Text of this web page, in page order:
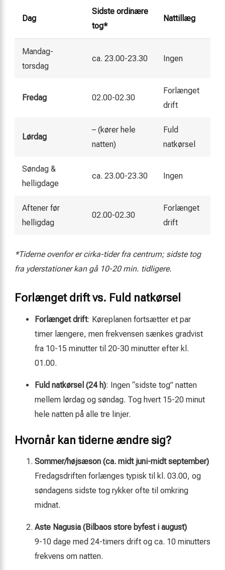
Dag
Sidste ordinære
tog*
Nattillæg
Mandag-
torsdag
ca. 23.00-23.30 Ingen
Fredag 02.00-02.30
Forlænget
drift
Lørdag
– (kører hele
natten)
Fuld
natkørsel
Søndag &
helligdage
ca. 23.00-23.30 Ingen
Aftener før
helligdag
02.00-02.30
Forlænget
drift
*Tiderne ovenfor er cirka-tider fra centrum; sidste tog
fra yderstationer kan gå 10-20 min. tidligere.
Forlænget drift vs. Fuld natkørsel
Forlænget drift: Køreplanen fortsætter et par
timer længere, men frekvensen sænkes gradvist
fra 10-15 minutter til 20-30 minutter efter kl.
01.00.
Fuld natkørsel (24 h): Ingen “sidste tog” natten
mellem lørdag og søndag. Tog hvert 15-20 minut
hele natten på alle tre linjer.
Hvornår kan tiderne ændre sig?
Sommer/højsæson (ca. midt juni-midt september)
Fredagsdriften forlænges typisk til kl. 03.00, og
søndagens sidste tog rykker ofte til omkring
midnat.
Aste Nagusia (Bilbaos store byfest i august)
9-10 dage med 24-timers drift og ca. 10 minutters
frekvens om natten.